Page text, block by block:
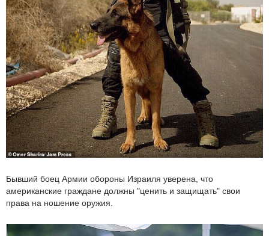
Бывший боец Армии обороны Израиля уверена, что
американские граждане должны "ценить и защищать" свои
права на ношение оружия.